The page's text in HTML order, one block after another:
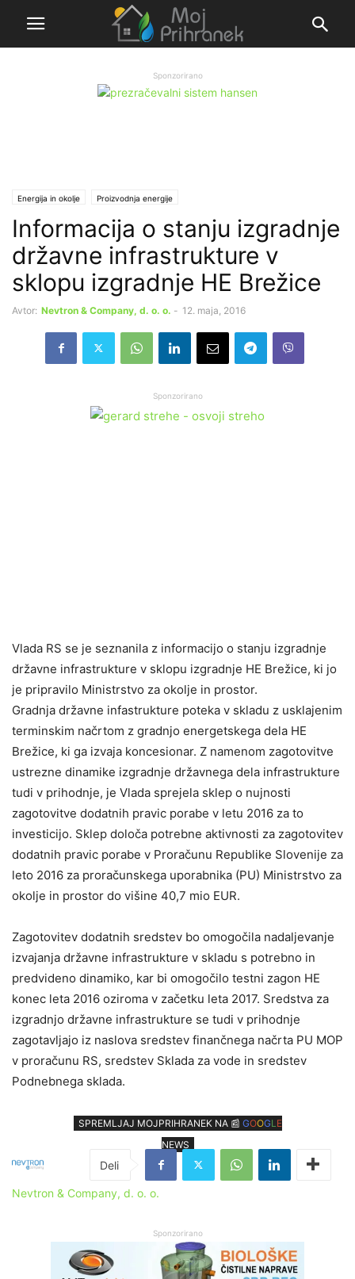
Sponzorirano
Energija in okolje Proizvodnja energije
Informacija o stanju izgradnje
državne infrastrukture v
sklopu izgradnje HE Brežice
Avtor: Nevtron & Company, d. o. o. - 12. maja, 2016
Sponzorirano
Vlada RS se je seznanila z informacijo o stanju izgradnje
državne infrastrukture v sklopu izgradnje HE Brežice, ki jo
je pripravilo Ministrstvo za okolje in prostor.
Gradnja državne infastrukture poteka v skladu z usklajenim
terminskim načrtom z gradnjo energetskega dela HE
Brežice, ki ga izvaja koncesionar. Z namenom zagotovitve
ustrezne dinamike izgradnje državnega dela infrastrukture
tudi v prihodnje, je Vlada sprejela sklep o nujnosti
zagotovitve dodatnih pravic porabe v letu 2016 za to
investicijo. Sklep določa potrebne aktivnosti za zagotovitev
dodatnih pravic porabe v Proračunu Republike Slovenije za
leto 2016 za proračunskega uporabnika (PU) Ministrstvo za
okolje in prostor do višine 40,7 mio EUR.
Zagotovitev dodatnih sredstev bo omogočila nadaljevanje
izvajanja državne infrastrukture v skladu s potrebno in
predvideno dinamiko, kar bi omogočilo testni zagon HE
konec leta 2016 oziroma v začetku leta 2017. Sredstva za
izgradnjo državne infrastrukture se tudi v prihodnje
zagotavljajo iz naslova sredstev finančnega načrta PU MOP
v proračunu RS, sredstev Sklada za vode in sredstev
Podnebnega sklada.
SPREMLJAJ MOJPRIHRANEK NA 📰 GOOGL E
NEWS
Nevtron & Company, d. o. o.
Sponzorirano